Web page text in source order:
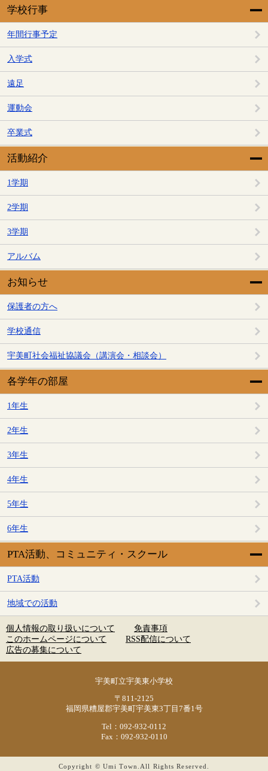
学校行事
年間行事予定
入学式
遠足
運動会
卒業式
活動紹介
1学期
2学期
3学期
アルバム
お知らせ
保護者の方へ
学校通信
宇美町社会福祉協議会（講演会・相談会）
各学年の部屋
1年生
2年生
3年生
4年生
5年生
6年生
PTA活動、コミュニティ・スクール
PTA活動
地域での活動
個人情報の取り扱いについて
免責事項
このホームページについて
RSS配信について
広告の募集について
宇美町立宇美東小学校
〒811-2125
福岡県糟屋郡宇美町宇美東3丁目7番1号
Tel：092-932-0112
Fax：092-932-0110
Copyright © Umi Town.All Rights Reserved.